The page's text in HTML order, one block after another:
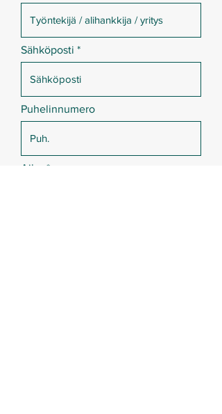
Sähköposti
Puhelinnumero
Aihe